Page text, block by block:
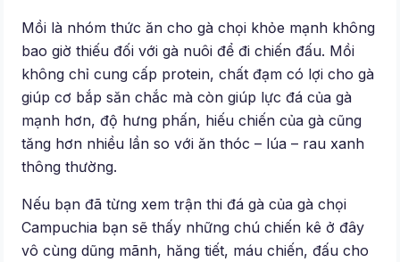
Mồi là nhóm thức ăn cho gà chọi khỏe mạnh không
bao giờ thiếu đối với gà nuôi để đi chiến đấu. Mồi
không chỉ cung cấp protein, chất đạm có lợi cho gà
giúp cơ bắp săn chắc mà còn giúp lực đá của gà
mạnh hơn, độ hưng phấn, hiếu chiến của gà cũng
tăng hơn nhiều lần so với ăn thóc – lúa – rau xanh
thông thường.
Nếu bạn đã từng xem trận thi đá gà của gà chọi
Campuchia bạn sẽ thấy những chú chiến kê ở đây
vô cùng dũng mãnh, hăng tiết, máu chiến, đấu cho